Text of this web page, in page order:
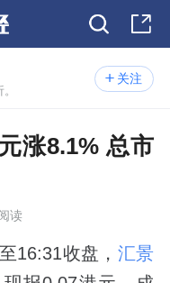
关注
涨8.1% 总市
读
16:31收盘， 汇景